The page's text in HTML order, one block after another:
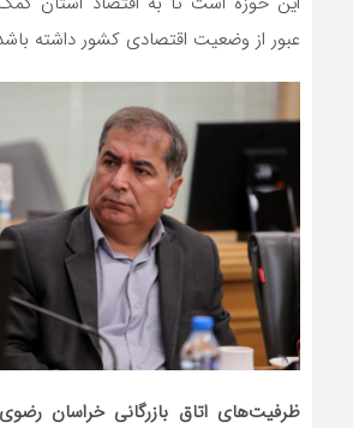
عبور از وضعیت اقتصادی کشور داشته
ظرفیت‌های اتاق بازرگانی خراسان